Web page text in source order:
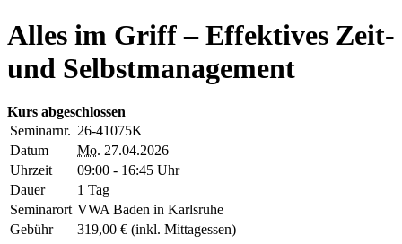
Alles im Griff – Effektives Zeit-
und Selbstmanagement
Kurs abgeschlossen
Seminarnr. 26-41075K
Datum
Mo. 27.04.2026
Uhrzeit
09:00 - 16:45 Uhr
Dauer
1 Tag
Seminarort VWA Baden in Karlsruhe
Gebühr
319,00 € (inkl. Mittagessen)